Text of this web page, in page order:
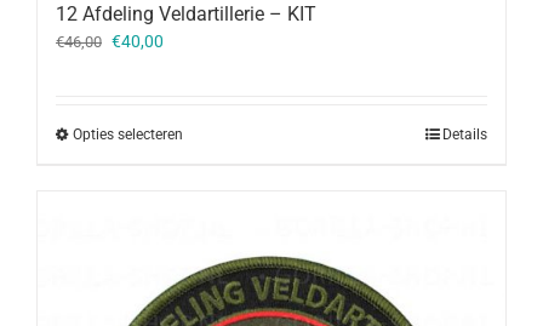
12 Afdeling Veldartillerie – KIT
€46,00 Oorspronkelijke
€40,00
Opties selecteren Details